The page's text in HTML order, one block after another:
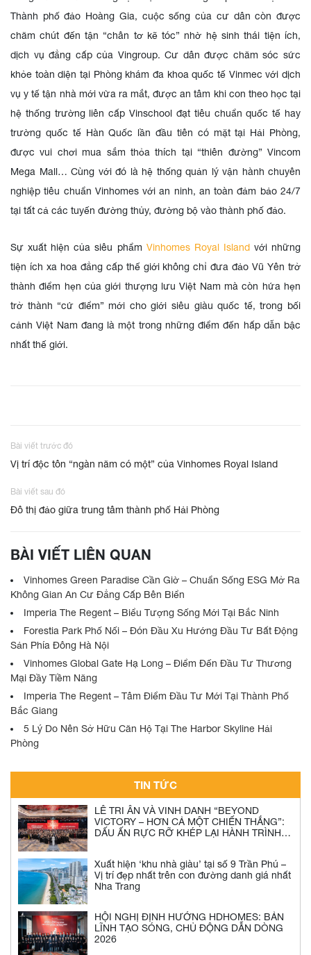
Thành phố đảo Hoàng Gia, cuộc sống của cư dân còn được
chăm chút đến tận “chân tơ kẽ tóc” nhờ hệ sinh thái tiện ích,
dịch vụ đẳng cấp của Vingroup. Cư dân được chăm sóc sức
khỏe toàn diện tại Phòng khám đa khoa quốc tế Vinmec với dịch
vụ y tế tận nhà mới vừa ra mắt, được an tâm khi con theo học tại
hệ thống trường liên cấp Vinschool đạt tiêu chuẩn quốc tế hay
trường quốc tế Hàn Quốc lần đầu tiên có mặt tại Hải Phòng,
được vui chơi mua sắm thỏa thích tại “thiên đường” Vincom
Mega Mall… Cùng với đó là hệ thống quản lý vận hành chuyên
nghiệp tiêu chuẩn Vinhomes với an ninh, an toàn đảm bảo 24/7
tại tất cả các tuyến đường thủy, đường bộ vào thành phố đảo.
Sự xuất hiện của siêu phẩm Vinhomes Royal Islandvới những
tiện ích xa hoa đẳng cấp thế giới không chỉ đưa đảo Vũ Yên trở
thành điểm hẹn của giới thượng lưu Việt Nam mà còn hứa hẹn
trở thành “cứ điểm” mới cho giới siêu giàu quốc tế, trong bối
cảnh Việt Nam đang là một trong những điểm đến hấp dẫn bậc
nhất thế giới.
Bài viết trước đó
Vị trí độc tôn “ngàn năm có một” của Vinhomes Royal Island
Bài viết sau đó
Đô thị đảo giữa trung tâm thành phố Hải Phòng
BÀI VIẾT LIÊN QUAN
Vinhomes Green Paradise Cần Giờ – Chuẩn Sống ESG Mở Ra
Không Gian An Cư Đẳng Cấp Bên Biển
Imperia The Regent – Biểu Tượng Sống Mới Tại Bắc Ninh
Forestia Park Phố Nối – Đón Đầu Xu Hướng Đầu Tư Bất Động
Sản Phía Đông Hà Nội
Vinhomes Global Gate Hạ Long – Điểm Đến Đầu Tư Thương
Mại Đầy Tiềm Năng
Imperia The Regent – Tâm Điểm Đầu Tư Mới Tại Thành Phố
Bắc Giang
5 Lý Do Nên Sở Hữu Căn Hộ Tại The Harbor Skyline Hải
Phòng
TIN TỨC
LỄ TRI ÂN VÀ VINH DANH “BEYOND
VICTORY – HƠN CẢ MỘT CHIẾN THẮNG”:
DẤU ẤN RỰC RỠ KHÉP LẠI HÀNH TRÌNH
Xuất hiện ‘khu nhà giàu’ tại số 9 Trần Phú –
Vị trí đẹp nhất trên con đường danh giá nhất
Nha Trang
HỘI NGHỊ ĐỊNH HƯỚNG HDHOMES: BẢN
LĨNH TẠO SÓNG, CHỦ ĐỘNG DẪN DÒNG
2026